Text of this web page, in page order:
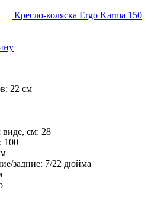
Кресло-коляска Ergo Karma 150
22 см
см: 28
100
задние: 7/22 дюйма